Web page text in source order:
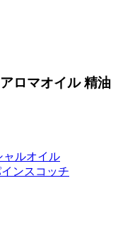
ロマオイル 精油
ャルオイル
ンスコッチ